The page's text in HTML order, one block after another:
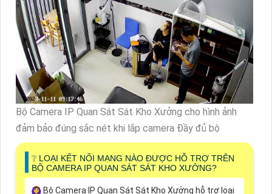
Bộ Camera IP Quan Sát Sát Kho Xưởng cho hình ảnh
đảm bảo đúng sắc nét khi lắp camera Đầy đủ bộ
❔ LOẠI KẾT NỐI MẠNG NÀO ĐƯỢC HỖ TRỢ TRÊN
BỘ CAMERA IP QUAN SÁT SÁT KHO XƯỞNG?
🙆‍♀️ Bộ Camera IP Quan Sát Sát Kho Xưởng hỗ trợ loại